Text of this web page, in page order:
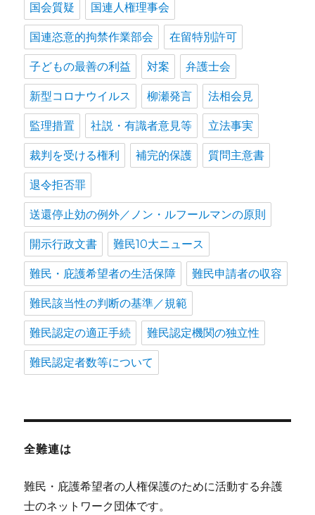
国会質疑 国連人権理事会
国連恣意的拘禁作業部会 在留特別許可
子どもの最善の利益 対案 弁護士会
新型コロナウイルス 柳瀬発言 法相会見
監理措置 社説・有識者意見等 立法事実
裁判を受ける権利 補完的保護 質問主意書
退令拒否罪
送還停止効の例外／ノン・ルフールマンの原則
開示行政文書 難民10大ニュース
難民・庇護希望者の生活保障 難民申請者の収容
難民該当性の判断の基準／規範
難民認定の適正手続 難民認定機関の独立性
難民認定者数等について
全難連は
難民・庇護希望者の人権保護のために活動する弁護
士のネットワーク団体です。